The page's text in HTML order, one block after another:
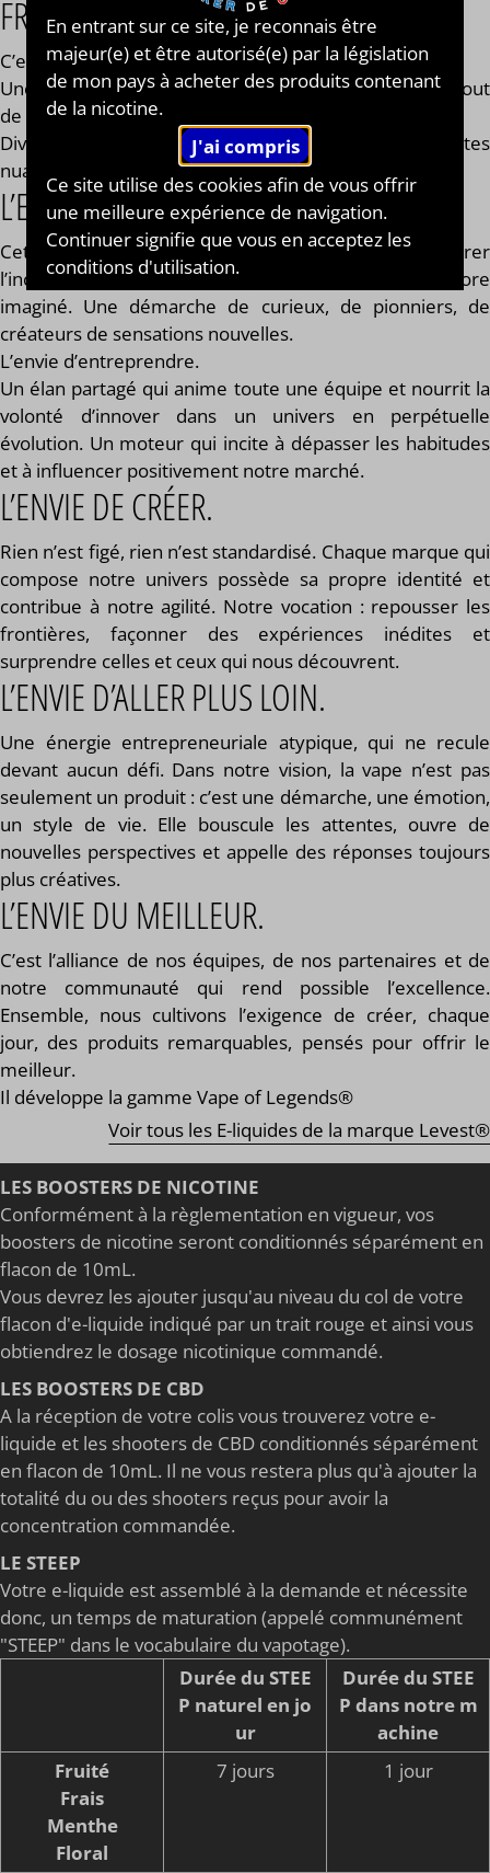
FRUITÉS
C’est avant tout une aventure humaine.
Une aventure faite de transmission, de passion et surtout
de diversité.
Diversité des sensibilités, des envies, et de ces petites
nuances qui rendent chaque expérience unique.
L’ENVIE DE DÉCOUVRIR.
Cette impulsion qui pousse à aller plus loin, à explorer
l’inconnu, à chercher ce que personne n’a encore
imaginé. Une démarche de curieux, de pionniers, de
créateurs de sensations nouvelles.
L’envie d’entreprendre.
Un élan partagé qui anime toute une équipe et nourrit la
volonté d’innover dans un univers en perpétuelle
évolution. Un moteur qui incite à dépasser les habitudes
et à influencer positivement notre marché.
L’ENVIE DE CRÉER.
Rien n’est figé, rien n’est standardisé. Chaque marque qui
compose notre univers possède sa propre identité et
contribue à notre agilité. Notre vocation : repousser les
frontières, façonner des expériences inédites et
surprendre celles et ceux qui nous découvrent.
L’ENVIE D’ALLER PLUS LOIN.
Une énergie entrepreneuriale atypique, qui ne recule
devant aucun défi. Dans notre vision, la vape n’est pas
seulement un produit : c’est une démarche, une émotion,
un style de vie. Elle bouscule les attentes, ouvre de
nouvelles perspectives et appelle des réponses toujours
plus créatives.
L’ENVIE DU MEILLEUR.
C’est l’alliance de nos équipes, de nos partenaires et de
notre communauté qui rend possible l’excellence.
Ensemble, nous cultivons l’exigence de créer, chaque
jour, des produits remarquables, pensés pour offrir le
meilleur.
Il développe la gamme Vape of Legends®
Voir tous les E-liquides de la marque Levest®
LES BOOSTERS DE NICOTINE
Conformément à la règlementation en vigueur, vos
boosters de nicotine seront conditionnés séparément en
flacon de 10mL.
Vous devrez les ajouter jusqu'au niveau du col de votre
flacon d'e-liquide indiqué par un trait rouge et ainsi vous
obtiendrez le dosage nicotinique commandé.
LES BOOSTERS DE CBD
A la réception de votre colis vous trouverez votre e-
liquide et les shooters de CBD conditionnés séparément
en flacon de 10mL. Il ne vous restera plus qu'à ajouter la
totalité du ou des shooters reçus pour avoir la
concentration commandée.
LE STEEP
Votre e-liquide est assemblé à la demande et nécessite
donc, un temps de maturation (appelé communément
"STEEP" dans le vocabulaire du vapotage).
Durée du STEE
P naturel en jo
ur
Durée du STEE
P dans notre m
achine
Fruité
Frais
Menthe
Floral
7 jours 1 jour
En entrant sur ce site, je reconnais être
majeur(e) et être autorisé(e) par la législation
de mon pays à acheter des produits contenant
de la nicotine.
Ce site utilise des cookies afin de vous offrir
une meilleure expérience de navigation.
Continuer signifie que vous en acceptez les
conditions d'utilisation.